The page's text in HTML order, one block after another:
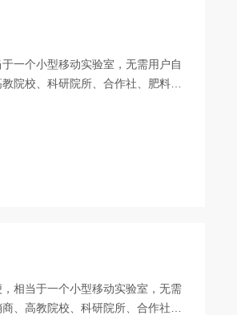
一个小型移动实验室，无需用户自
院校、科研院所、合作社、肥料厂
相当于一个小型移动实验室，无需
、高教院校、科研院所、合作社、